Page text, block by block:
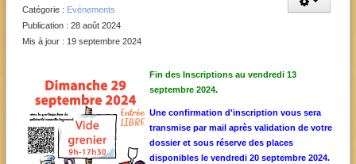
Catégorie : Evénements
Publication : 28 août 2024
Mis à jour : 19 septembre 2024
Fin des Inscriptions au vendredi 13
septembre 2024.
Une confirmation d'inscription vous sera
transmise par mail après validation de votre
dossier et sous réserve des places
disponibles le vendredi 20 septembre 2024.